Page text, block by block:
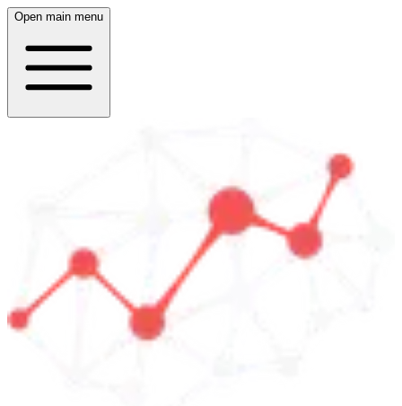
Open main menu